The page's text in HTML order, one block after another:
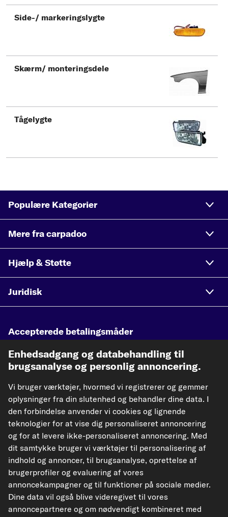
Side-/ markeringslygte
Skærm/ monteringsdele
Tågelygte
Populære Kategorier
Mere fra carpadoo
Hjælp & Støtte
Juridisk
Accepterede betalingsmåder
Vores fragtpartnere
kfzteile24.de kfzteile24.at
carpardoo.nl
carpardoo.fr
De data, der præsenteres her, især hele databasen, må ikke gengives.
Enhedsadgang og databehandling til
brugsanalyse og personlig annoncering.
Vi bruger værktøjer, hvormed vi registrerer og gemmer
oplysninger fra din slutenhed og behandler dine data. I
den forbindelse anvender vi cookies og lignende
teknologier for at vise dig personaliseret annoncering
og for at levere ikke-personaliseret annoncering. Med
dit samtykke bruger vi værktøjer til personalisering af
indhold og annoncer, til brugsanalyse, oprettelse af
brugerprofiler og evaluering af vores
annoncekampagner og til funktioner på sociale medier.
Dine data vil også blive videregivet til vores
annoncepartnere og om nødvendigt kombineret med